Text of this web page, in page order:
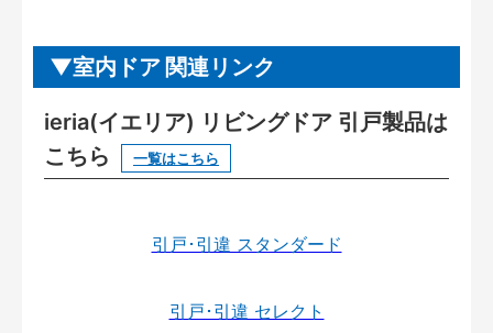
室内ドア 関連リンク
ieria(イエリア) リビングドア 引戸製品は
こちら
一覧はこちら
引戸･引違 スタンダード
引戸･引違 セレクト